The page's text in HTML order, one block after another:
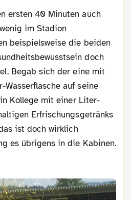
im Stadion
beispielsweise die beiden
doch
Begab sich der eine mit
auf seine
Kollege mit einer Liter-
Erfrischungsgetränks
ist doch wirklich
es übrigens in die Kabinen.